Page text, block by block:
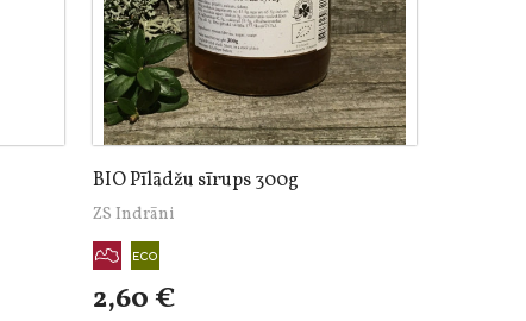
BIO Pīlādžu sīrups 300g
ZS Indrāni
2,60 €